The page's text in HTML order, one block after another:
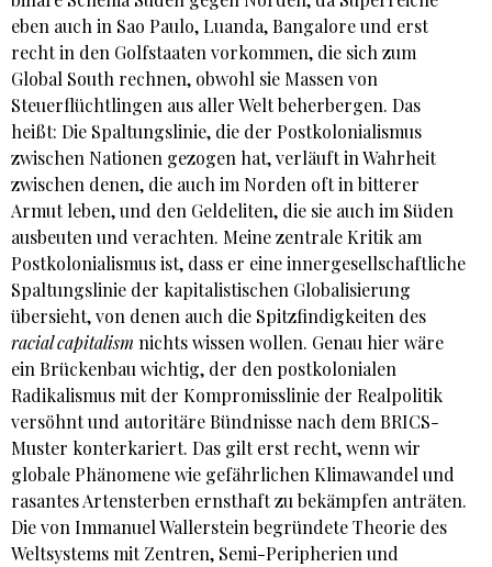
eben auch in Sao Paulo, Luanda, Bangalore und erst
recht in den Golfstaaten vorkommen, die sich zum
Global South rechnen, obwohl sie Massen von
Steuerflüchtlingen aus aller Welt beherbergen. Das
heißt: Die Spaltungslinie, die der Postkolonialismus
zwischen Nationen gezogen hat, verläuft in Wahrheit
zwischen denen, die auch im Norden oft in bitterer
Armut leben, und den Geldeliten, die sie auch im Süden
ausbeuten und verachten. Meine zentrale Kritik am
Postkolonialismus ist, dass er eine innergesellschaftliche
Spaltungslinie der kapitalistischen Globalisierung
übersieht, von denen auch die Spitzfindigkeiten des
racial capitalism nichts wissen wollen. Genau hier wäre
ein Brückenbau wichtig, der den postkolonialen
Radikalismus mit der Kompromisslinie der Realpolitik
versöhnt und autoritäre Bündnisse nach dem BRICS-
Muster konterkariert. Das gilt erst recht, wenn wir
globale Phänomene wie gefährlichen Klimawandel und
rasantes Artensterben ernsthaft zu bekämpfen anträten.
Die von Immanuel Wallerstein begründete Theorie des
Weltsystems mit Zentren, Semi-Peripherien und